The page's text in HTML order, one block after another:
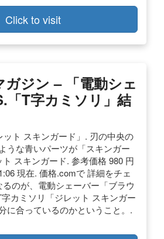
Click to visit
ジン – 「電動シェ
「T字カミソリ」結
ト スキンガード」. 刃の中央の
うな青いパーツが「スキンガー
ト スキンガード. 参考価格 980 円
現在. 価格.comで 詳細をチェ
のが、電動シェーバー「ブラウ
カミソリ「ジレット スキンガー
に合っているのかということ。.